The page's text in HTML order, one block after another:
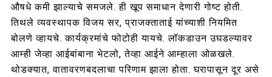
औषधे कमी झाल्याचे समजले. ही खूप समाधान देणारी गोष्ट होती.
तिथले व्यवस्थापक विजय सर, प्राजक्ताताई यांच्याशी नियमित
बोलणे व्हायचे. कार्यक्रमांचे फोटोही यायचे. लॉकडाउन उघडल्यावर
आम्ही जेव्हा आईबांबाना भेटलो, तेव्हा आईने आम्हाला ओळखले.
थोडक्यात, वातावरणबदलाचा परिणाम झाला होता. घरापासून दूर असे